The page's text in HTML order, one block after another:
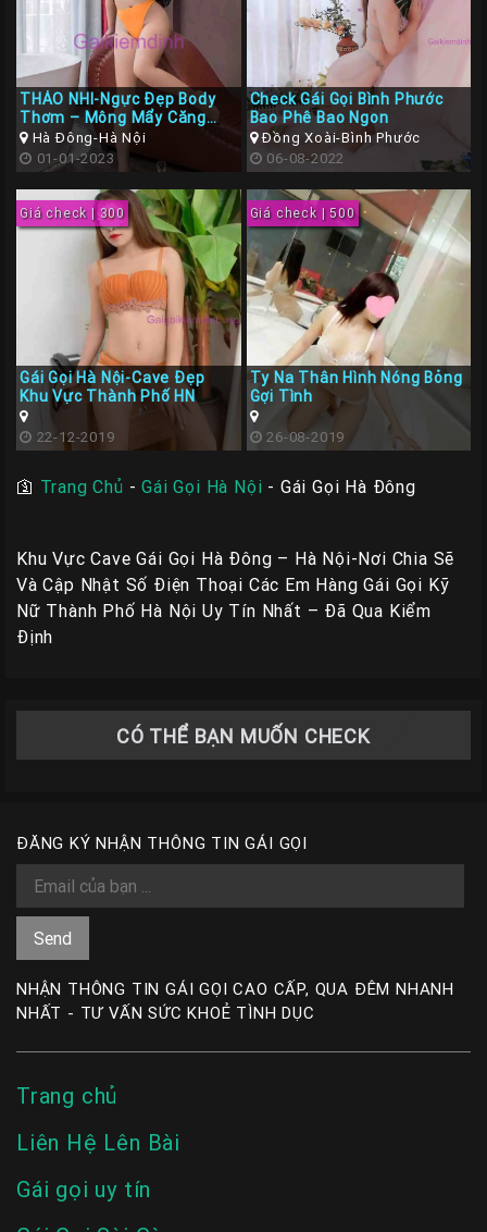
Tây
Các
TP
Miền
Bắc
Thành
Viên
THẢO NHI-Ngực Đẹp Body
Thơm – Mông Mẩy Căng
Tràn – Thỏa Mãn Sung
Sướng
Hà Đông-Hà Nội
01-01-2023
Check Gái Gọi Bình Phước
Bao Phê Bao Ngon
Đồng Xoài-Bình Phước
06-08-2022
Giá check | 300
Gái Gọi Hà Nội-Cave Đẹp
Khu Vực Thành Phố HN
22-12-2019
Giá check | 500
Ty Na Thân Hình Nóng Bỏng
Gợi Tình
26-08-2019
🛐 Trang Chủ -Gái Gọi Hà Nội - Gái Gọi Hà Đông
Khu Vực Cave Gái Gọi Hà Đông – Hà Nội-Nơi Chia Sẽ
Và Cập Nhật Số Điện Thoại Các Em Hàng Gái Gọi Kỹ
Nữ Thành Phố Hà Nội Uy Tín Nhất – Đã Qua Kiểm
Định
CÓ THỂ BẠN MUỐN CHECK
ĐĂNG KÝ NHẬN THÔNG TIN GÁI GỌI
NHẬN THÔNG TIN GÁI GỌI CAO CẤP, QUA ĐÊM NHANH
NHẤT - TƯ VẤN SỨC KHOẺ TÌNH DỤC
Trang chủ
Liên Hệ Lên Bài
Gái gọi uy tín